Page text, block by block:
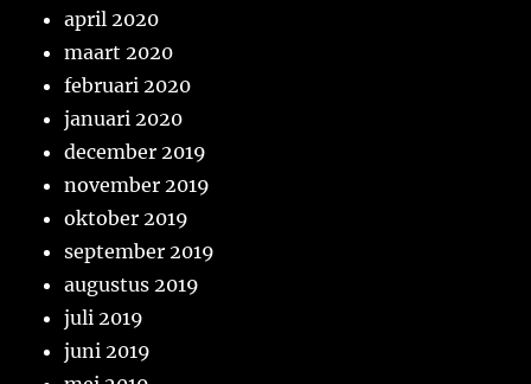
april 2020
maart 2020
februari 2020
januari 2020
december 2019
november 2019
oktober 2019
september 2019
augustus 2019
juli 2019
juni 2019